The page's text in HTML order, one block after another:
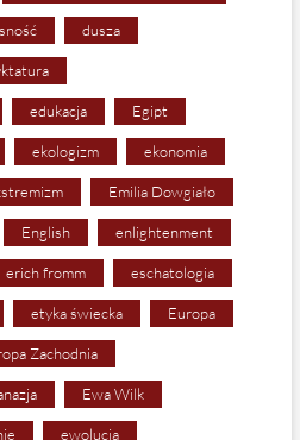
dusza
edukacja Egipt
ekologizm ekonomia
Emilia Dowgiało
English enlightenment
erich fromm eschatologia
etyka świecka Europa
Zachodnia
Ewa Wilk
ewolucja